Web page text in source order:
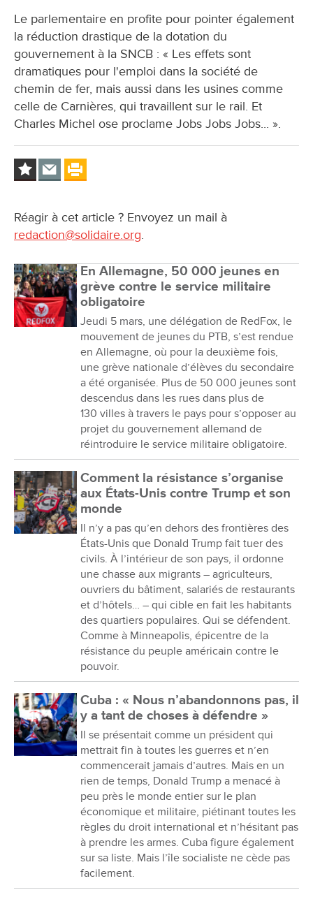
Le parlementaire en profite pour pointer également
la réduction drastique de la dotation du
gouvernement à la SNCB : « Les effets sont
dramatiques pour l'emploi dans la société de
chemin de fer, mais aussi dans les usines comme
celle de Carnières, qui travaillent sur le rail. Et
Charles Michel ose proclame Jobs Jobs Jobs... ».
Réagir à cet article ? Envoyez un mail à
redaction@solidaire.org.
En Allemagne, 50 000 jeunes en
grève contre le service militaire
obligatoire
Jeudi 5 mars, une délégation de RedFox, le
mouvement de jeunes du PTB, s’est rendue
en Allemagne, où pour la deuxième fois,
une grève nationale d’élèves du secondaire
a été organisée. Plus de 50 000 jeunes sont
descendus dans les rues dans plus de
130 villes à travers le pays pour s’opposer au
projet du gouvernement allemand de
réintroduire le service militaire obligatoire.
Comment la résistance s’organise
aux États-Unis contre Trump et son
monde
Il n’y a pas qu’en dehors des frontières des
États-Unis que Donald Trump fait tuer des
civils. À l’intérieur de son pays, il ordonne
une chasse aux migrants – agriculteurs,
ouvriers du bâtiment, salariés de restaurants
et d’hôtels… – qui cible en fait les habitants
des quartiers populaires. Qui se défendent.
Comme à Minneapolis, épicentre de la
résistance du peuple américain contre le
pouvoir.
Cuba : « Nous n’abandonnons pas, il
y a tant de choses à défendre »
Il se présentait comme un président qui
mettrait fin à toutes les guerres et n’en
commencerait jamais d’autres. Mais en un
rien de temps, Donald Trump a menacé à
peu près le monde entier sur le plan
économique et militaire, piétinant toutes les
règles du droit international et n’hésitant pas
à prendre les armes. Cuba figure également
sur sa liste. Mais l’île socialiste ne cède pas
facilement.